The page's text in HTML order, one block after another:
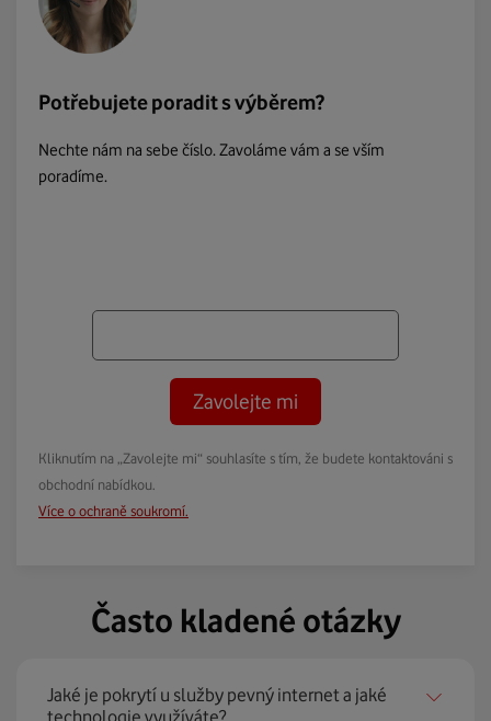
Potřebujete poradit s výběrem?
Nechte nám na sebe číslo. Zavoláme vám a se vším
poradíme.
Zavolejte mi
Kliknutím na „Zavolejte mi“ souhlasíte s tím, že budete kontaktováni s
obchodní nabídkou.
Více o ochraně soukromí.
Často kladené otázky
Jaké je pokrytí u služby pevný internet a jaké
technologie využíváte?